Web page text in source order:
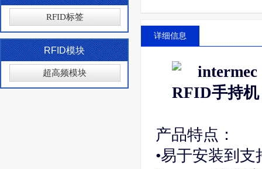
RFID标签
RFID模块
超高频模块
详细信息
产品特点：
•易于安装到